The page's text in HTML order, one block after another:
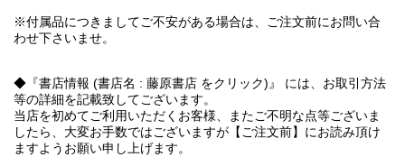
※付属品につきましてご不安がある場合は、ご注文前にお問い合
わせ下さいませ。
◆『書店情報 (書店名 : 藤原書店 をクリック)』 には、お取引方法
等の詳細を記載致してございます。
当店を初めてご利用いただくお客様、またご不明な点等ございま
したら、大変お手数ではございますが【ご注文前】にお読み頂け
ますようお願い申し上げます。